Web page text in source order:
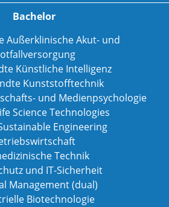
Bachelor
Außerklinische Akut- und
Künstliche Intelligenz
Kunststofftechnik
und Medienpsychologie
Science Technologies
Engineering
Technik
und IT-Sicherheit
Management (dual)
Biotechnologie